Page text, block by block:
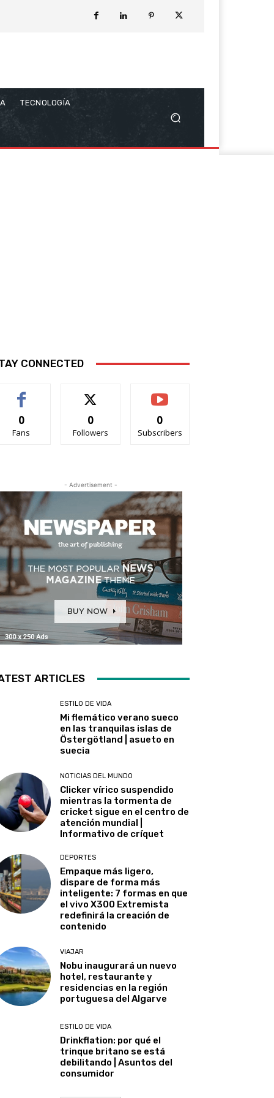
TECNOLOGÍA
CONNECTED
0
Fans
0
Followers
0
Subscribers
- Advertisement -
ARTICLES
ESTILO DE VIDA
Mi flemático verano sueco
en las tranquilas islas de
Östergötland | asueto en
suecia
NOTICIAS DEL MUNDO
Clicker vírico suspendido
mientras la tormenta de
cricket sigue en el centro de
atención mundial |
Informativo de críquet
DEPORTES
Empaque más ligero,
dispare de forma más
inteligente: 7 formas en que
el vivo X300 Extremista
redefinirá la creación de
contenido
VIAJAR
Nobu inaugurará un nuevo
hotel, restaurante y
residencias en la región
portuguesa del Algarve
ESTILO DE VIDA
Drinkflation: por qué el
trinque britano se está
debilitando | Asuntos del
consumidor